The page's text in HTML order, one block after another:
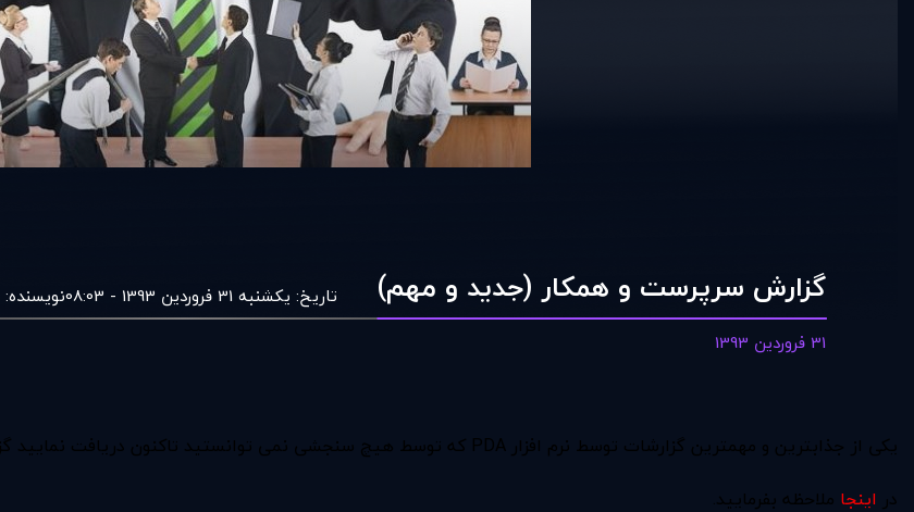
گزارش سرپرست و همکار (جديد و مهم) تاریخ: یکشنبه 31 فروردین 1393 - 08:03 نویسنده:
31 فروردین 1393
يکی از جذابترين و مهمترين گزارشات توسط نرم افزار PDA که توسط هيچ سنجشی نمی توانستيد تاکنون دريافت نماييد گزارش سرپرست و همکاری و تطابق همکاری آنها با يکديگر است.
در اينجا ملاحظه بفرماييد.